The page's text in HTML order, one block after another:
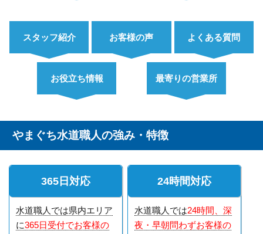
スタッフ紹介 お客様の声 よくある質問
お役立ち情報 最寄りの営業所
やまぐち水道職人の強み・特徴
365日対応
水道職人では県内エリア
に365日受付でお客様の
24時間対応
水道職人では24時間、深
夜・早朝問わずお客様の